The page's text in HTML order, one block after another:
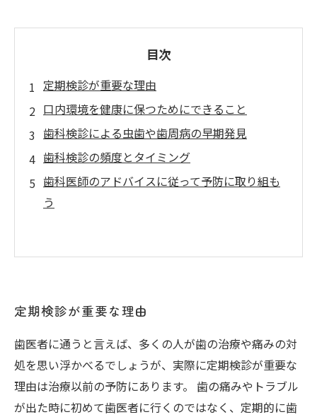
目次
定期検診が重要な理由
口内環境を健康に保つためにできること
歯科検診による虫歯や歯周病の早期発見
歯科検診の頻度とタイミング
歯科医師のアドバイスに従って予防に取り組も
う
定期検診が重要な理由
歯医者に通うと言えば、多くの人が歯の治療や痛みの対
処を思い浮かべるでしょうが、実際に定期検診が重要な
理由は治療以前の予防にあります。 歯の痛みやトラブル
が出た時に初めて歯医者に行くのではなく、定期的に歯